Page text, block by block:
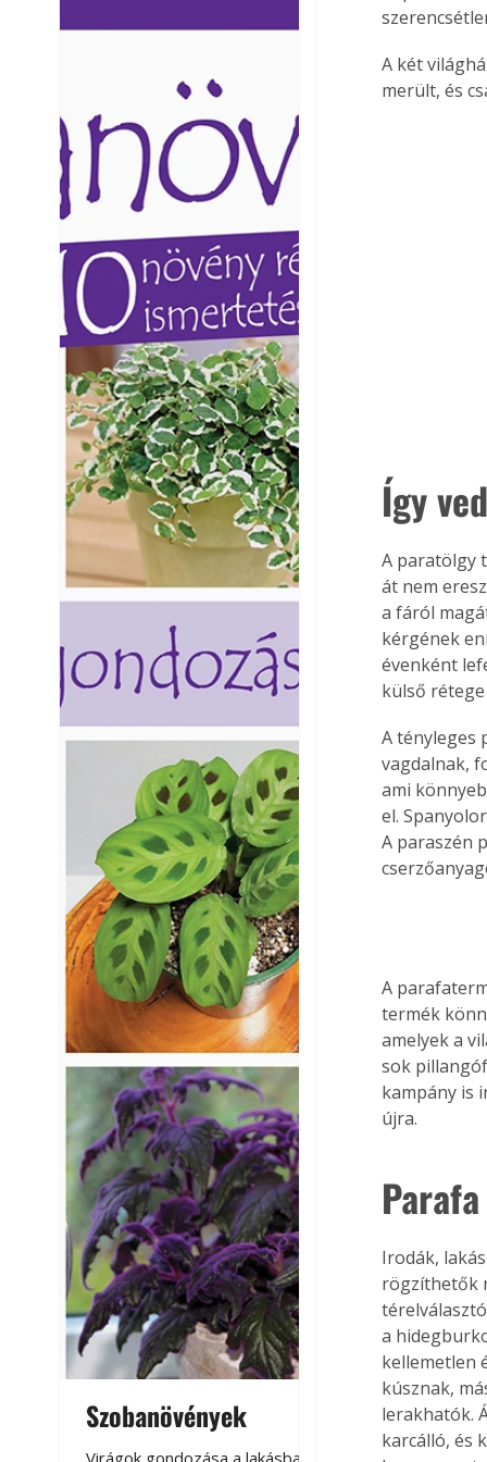
Ezermester
mert: – t
Szobanövények
Virágoskert:
teraszon,
A két
merült, és
Így
A paratölgy
át nem
a fáról
kérgének
évenként
külső
A tényleges
vagdalnak,
ami
el.
A paraszén
A
termék
amelyek a
sok
kampány is
újra.
Irodák,
rögzíthetők
a
kellemetlen
kúsznak,
lerakhatók.
karcálló, és